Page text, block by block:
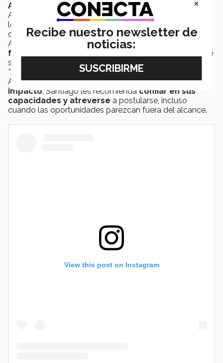
Agradeció especialmente a sus profesores
Alejandra Flores, Irving Mendiola y José Molina, quienes
lo
y respaldaron su
candidatura.
Asimismo, reconoció elapoyo constante de su
familia
, particularmente de su madre, Wendy Niño, y de
su padre, Mario Ramírez.
"Sin mi
red de apoyono estaría aquí", afirmó.
A quienes buscan participar enprogramas de alto
impacto, Santiago les recomienda confiar en sus
capacidades y atreverse a postularse, incluso
cuando las oportunidades parezcan fuera del alcance.
View this post on Instagram
Recibe nuestro newsletter de
noticias: